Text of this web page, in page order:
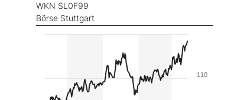
WKN SL0F99
Börse Stuttgart
110